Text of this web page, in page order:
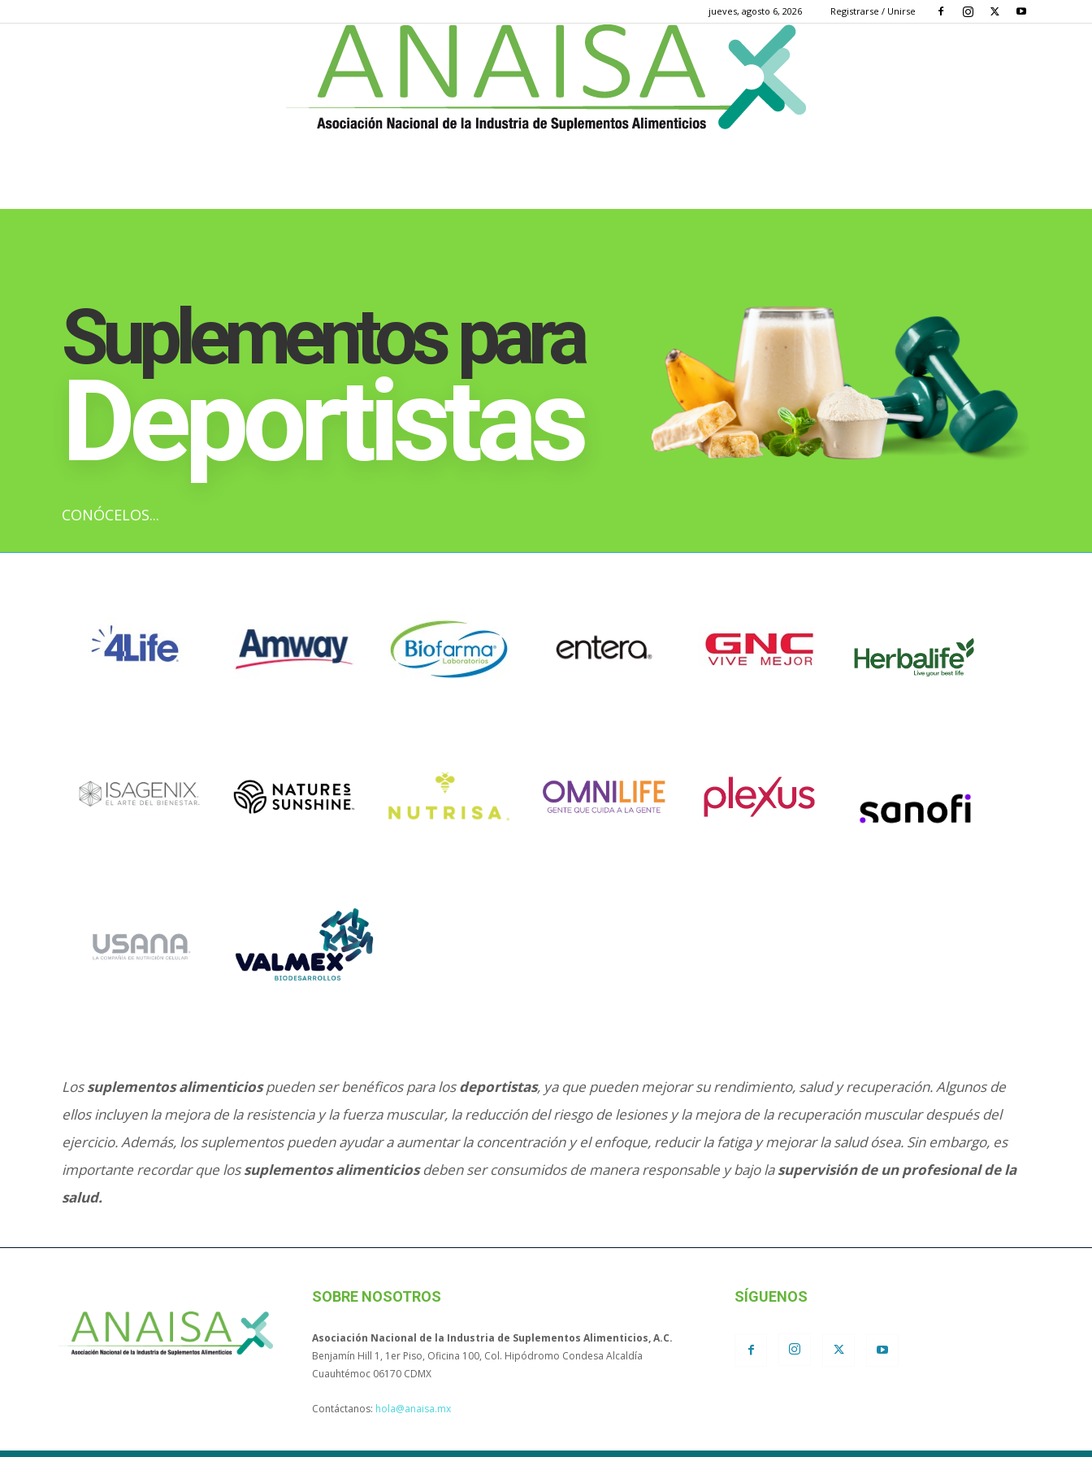
jueves, agosto 6, 2026 Registrarse / Unirse
Suplementos para
Deportistas
CONÓCELOS...
Lossuplementos alimenticiospueden ser benéficos para losdeportistas, ya que pueden mejorar su rendimiento, salud y recuperación. Algunos de
ellos incluyen la mejora de la resistencia y la fuerza muscular, la reducción del riesgo de lesiones y la mejora de la recuperación muscular después del
ejercicio. Además, los suplementos pueden ayudar a aumentar la concentración y el enfoque, reducir la fatiga y mejorar la salud ósea. Sin embargo, es
importante recordar que lossuplementos alimenticiosdeben ser consumidos de manera responsable y bajo lasupervisión de un profesional de la
salud.
SOBRE NOSOTROS
Asociación Nacional de la Industria de Suplementos Alimenticios, A.C.
Benjamín Hill 1, 1er Piso, Oficina 100, Col. Hipódromo Condesa Alcaldía
Cuauhtémoc 06170 CDMX
Contáctanos: hola@anaisa.mx
SÍGUENOS